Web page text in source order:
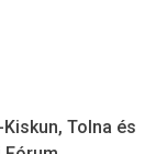
Tolna és